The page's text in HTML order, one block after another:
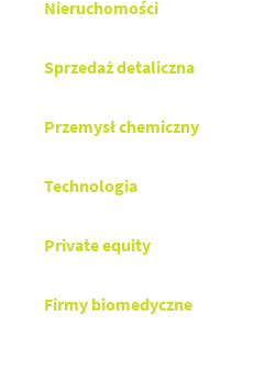
Nieruchomości
Sprzedaż detaliczna
Przemysł chemiczny
Technologia
Private equity
Firmy biomedyczne